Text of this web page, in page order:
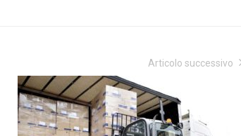
Articolo successivo